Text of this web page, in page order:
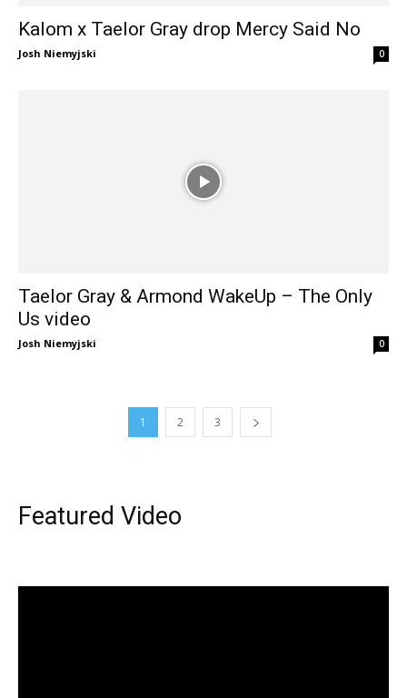
Kalom x Taelor Gray drop Mercy Said No
Josh Niemyjski 0
Taelor Gray & Armond WakeUp – The Only
Us video
Josh Niemyjski 0
1 2 3
Featured Video